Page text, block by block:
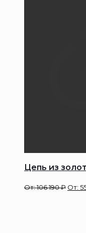
Цепь из
От:106 190₽ От: